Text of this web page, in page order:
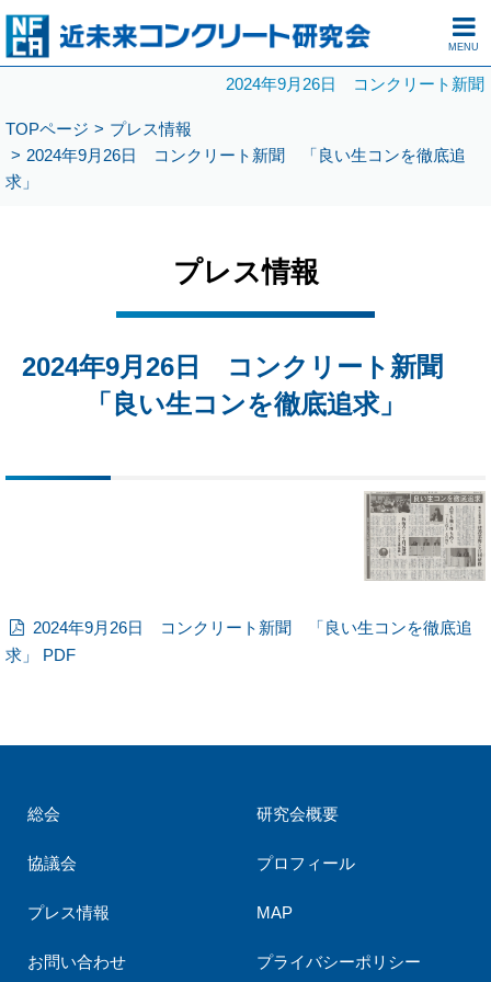
MENU
2024年9月26日 コンクリート新聞
TOPページ
プレス情報
2024年9月26日 コンクリート新聞 「良い生コンを徹底追
求」
プレス情報
2024年9月26日 コンクリート新聞
「良い生コンを徹底追求」
2024年9月26日 コンクリート新聞 「良い生コンを徹底追
求」 PDF
総会 研究会概要
協議会 プロフィール
プレス情報 MAP
お問い合わせ プライバシーポリシー